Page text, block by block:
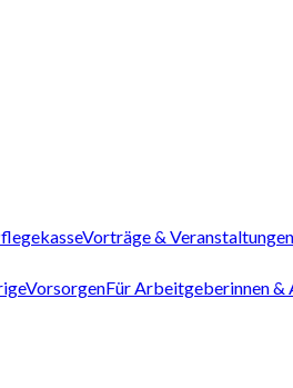
Vorträge & Veranstaltungen
VorsorgenFür Arbeitgeberinnen